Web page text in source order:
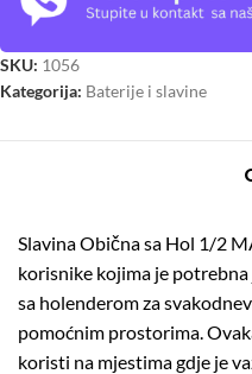
SKU: 1056
Kategorija: Baterije i slavine
Slavina Obična sa Hol 1/2
korisnike kojima je
sa holenderom za
pomoćnim prostorima.
koristi na mjestima gdje je